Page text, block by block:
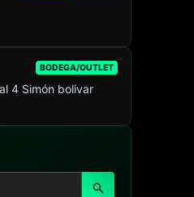
BODEGA/OUTLET
4 Simón bolivar